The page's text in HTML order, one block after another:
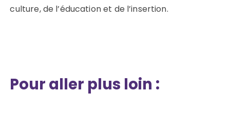
culture, de l’éducation et de l’insertion.
Pour aller plus loin :